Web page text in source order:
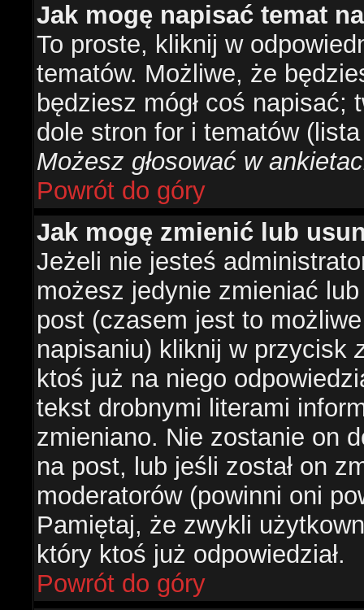
Jak mogę napisać temat
To proste, kliknij w
tematów. Możliwe, że
będziesz mógł coś
dole stron for i tematów
Możesz głosować w
Powrót do góry
Jak mogę zmienić lub
Jeżeli nie jesteś
możesz jedynie zmieniać
post (czasem jest to
napisaniu) kliknij w przycisk
ktoś już na niego
tekst drobnymi literami
zmieniano. Nie zostanie on
na post, lub jeśli został on
moderatorów (powinni oni
Pamiętaj, że zwykli
który ktoś już odpowiedział.
Powrót do góry